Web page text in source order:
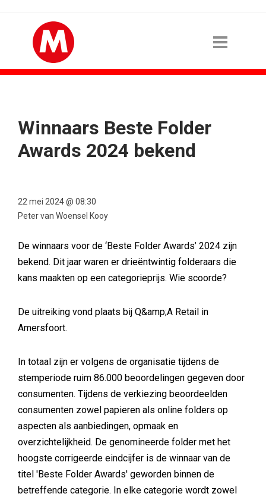
Winnaars Beste Folder
Awards 2024 bekend
22 mei 2024 @ 08:30
Peter van Woensel Kooy
De winnaars voor de ‘Beste Folder Awards’ 2024 zijn
bekend. Dit jaar waren er drieëntwintig folderaars die
kans maakten op een categorieprijs. Wie scoorde?
De uitreiking vond plaats bij Q&amp;A Retail in
Amersfoort.
In totaal zijn er volgens de organisatie tijdens de
stemperiode ruim 86.000 beoordelingen gegeven door
consumenten. Tijdens de verkiezing beoordeelden
consumenten zowel papieren als online folders op
aspecten als aanbiedingen, opmaak en
overzichtelijkheid. De genomineerde folder met het
hoogste corrigeerde eindcijfer is de winnaar van de
titel 'Beste Folder Awards' geworden binnen de
betreffende categorie. In elke categorie wordt zowel